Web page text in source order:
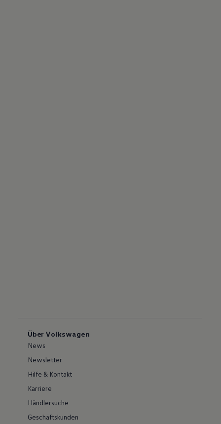
Über Volkswagen
News
Newsletter
Hilfe & Kontakt
Karriere
Händlersuche
Geschäftskunden